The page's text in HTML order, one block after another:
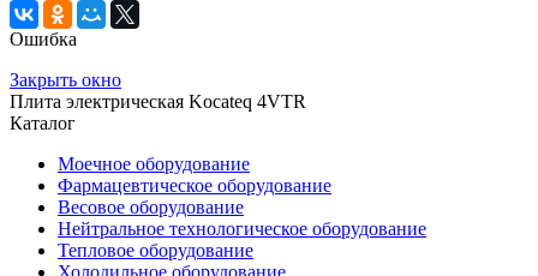
Ошибка
Закрыть окно
Плита электрическая Kocateq 4VTR
Каталог
Моечное оборудование
Фармацевтическое оборудование
Весовое оборудование
Нейтральное технологическое оборудование
Тепловое оборудование
Холодильное оборудование